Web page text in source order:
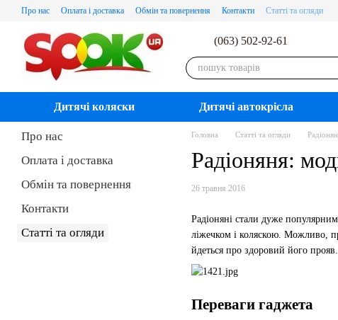
Перейти до основного контенту
Про нас Оплата і доставка Обмін та повернення Контакти Статті та огляди
(063) 502-92-61
Дитячі коляски Дитячі автокрісла
Головна Статті та огляди
Радіоняня:
26 травня 2016
Радіоняні стали дуже
ліжечком і коляскою. Можливо,
йдеться про здоровий його прояв.
Переваги гаджета
Про нас
Оплата і доставка
Обмін та повернення
Контакти
Статті та огляди